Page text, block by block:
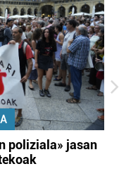
poliziala» jasan